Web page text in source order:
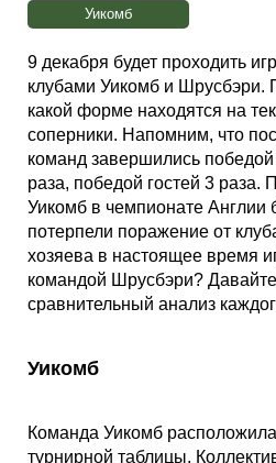
Вакансии
Реклама
RSS
Контакты
Лига Конференций
Чемпионат Мира
Чемпионат Европы
Кубок Мира (отбор)
Кубок Европы (отбор)
Лига Наций
Расчёт системы
На что ставят?
Telegram Bot
Уикомб
9 декабря будет проходить
клубами Уикомб и Шрусбэри.
какой форме находятся на
соперники. Напомним, что
команд завершились
раза, победой гостей 3 раза.
Уикомб в чемпионате Англии
потерпели поражение от
хозяева в настоящее время
командой Шрусбэри?
сравнительный анализ
Уикомб
Команда Уикомб
турнирной таблицы.